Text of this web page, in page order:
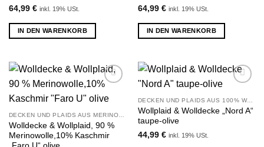
64,99 € inkl. 19% USt.
IN DEN WARENKORB
64,99 € inkl. 19% USt.
IN DEN WARENKORB
Wunschliste
DECKEN UND PLAIDS AUS MERINOWOLLE UND KASCHMIR
Wolldecke & Wollplaid, 90 %
Merinowolle,10% Kaschmir
Wunschliste
hinzufügen
DECKEN UND PLAIDS AUS 100% WOLLE
Wollplaid & Wolldecke „Nord A“
taupe-olive
44,99 € inkl. 19% USt.